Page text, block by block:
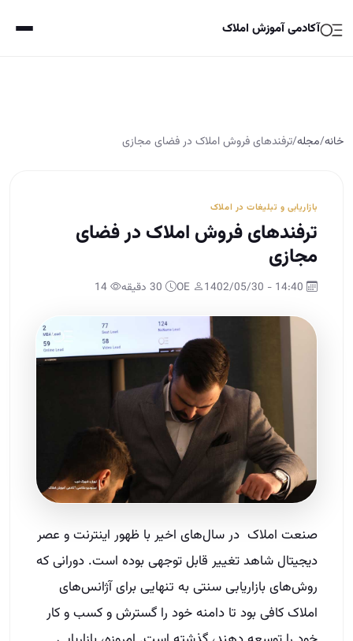
آکادمی آموزش املاک
خانه/مجله/ترفندهای فروش املاک در فضای مجازی
بازاریابی و تبلیغات در املاک
ترفندهای فروش املاک در فضای
مجازی
صنعت املاک در سال‌های اخیر با ظهور اینترنت و عصر
دیجیتال شاهد تغییر قابل توجهی بوده است. دورانی که
روش‌های بازاریابی سنتی به تنهایی برای آژانس‌های
املاک کافی بود تا دامنه خود را گسترش و کسب و کار